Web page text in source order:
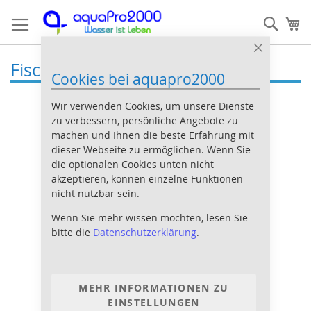
Cookies bei aquapro2000
Wir verwenden Cookies, um unsere Dienste
zu verbessern, persönliche Angebote zu
machen und Ihnen die beste Erfahrung mit
dieser Webseite zu ermöglichen. Wenn Sie
die optionalen Cookies unten nicht
akzeptieren, können einzelne Funktionen
nicht nutzbar sein.
Wenn Sie mehr wissen möchten, lesen Sie
bitte die Datenschutzerklärung.
MEHR INFORMATIONEN ZU
EINSTELLUNGEN
zum
Fischtransport